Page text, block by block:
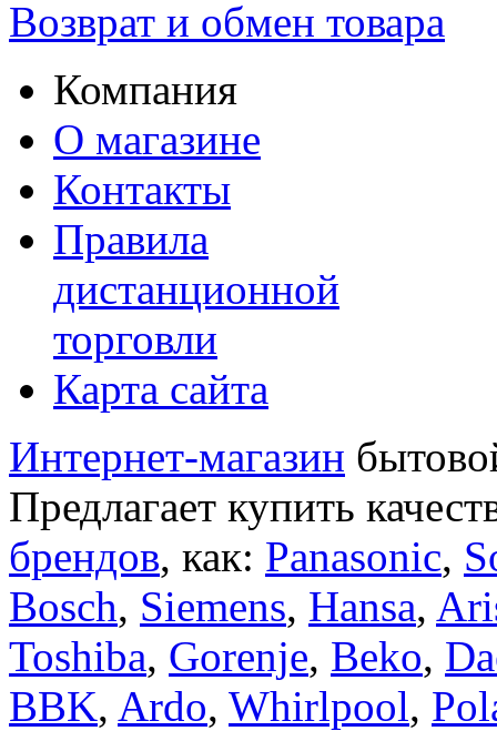
Возврат и обмен товара
Компания
О магазине
Контакты
Правила
дистанционной
торговли
Карта сайта
Интернет-магазин
Предлагает купить
брендов, как: Panasonic,
Bosch, Siemens, Hansa,
Toshiba, Gorenje, Beko,
BBK, Ardo, Whirlpool,